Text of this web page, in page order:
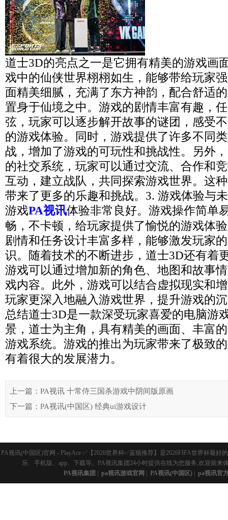
道士3D的亮点之一是它拥有精美的游戏画
戏中的仙侠世界栩栩如生，能够带给玩家
面精美细腻，充满了东方神韵，配合舒适
置身于仙境之中。游戏的剧情丰富有趣，
弦，玩家可以逐步解开故事的谜团，感受
的游戏体验。同时，游戏提供了许多不同
战，增加了游戏的可玩性和挑战性。另外
的社交系统，玩家可以通过交流、合作和
互动，建立战队，共同探索游戏世界。这
带来了更多的乐趣和挑战。3. 游戏体验与
游戏PA视讯体验非常良好。游戏操作简单
畅，不卡顿，给玩家提供了愉悦的游戏体
剧情和任务设计丰富多样，能够激发玩家
识。随着技术的不断进步，道士3D还有着
游戏可以通过增加新的角色、地图和故事
戏内容。此外，游戏可以结合虚拟现实和
玩家更深入地融入游戏世界，提升游戏的
总结道士3D是一款深受玩家喜爱的电脑游
景，道士为主角，具有精美的画面、丰富
游戏系统。游戏的推出为玩家带来了极致
有着很大的发展潜力。
上一篇：PA视讯 十常侍三国杀游戏中阴间版原画
下一篇：PA视讯(中国区) 经典ui游戏设计
PA视讯(中国区)官网 - PlayAce ✅【2026世界杯✅蓝猫推荐】是2026FIFA世界杯最
乐、手机版、app、下载等。PA视讯集团24小时提供在线为您服务,欢迎前来
PA视讯集团
pa视讯游戏官网 PA视讯(中国区)| pa视讯官